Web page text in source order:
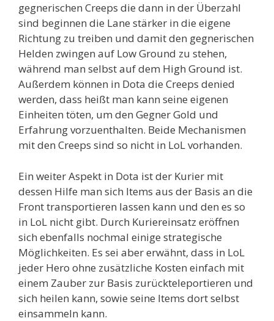
gegnerischen Creeps die dann in der Überzahl
sind beginnen die Lane stärker in die eigene
Richtung zu treiben und damit den gegnerischen
Helden zwingen auf Low Ground zu stehen,
während man selbst auf dem High Ground ist.
Außerdem können in Dota die Creeps denied
werden, dass heißt man kann seine eigenen
Einheiten töten, um den Gegner Gold und
Erfahrung vorzuenthalten. Beide Mechanismen
mit den Creeps sind so nicht in LoL vorhanden.
Ein weiter Aspekt in Dota ist der Kurier mit
dessen Hilfe man sich Items aus der Basis an die
Front transportieren lassen kann und den es so
in LoL nicht gibt. Durch Kuriereinsatz eröffnen
sich ebenfalls nochmal einige strategische
Möglichkeiten. Es sei aber erwähnt, dass in LoL
jeder Hero ohne zusätzliche Kosten einfach mit
einem Zauber zur Basis zurückteleportieren und
sich heilen kann, sowie seine Items dort selbst
einsammeln kann.